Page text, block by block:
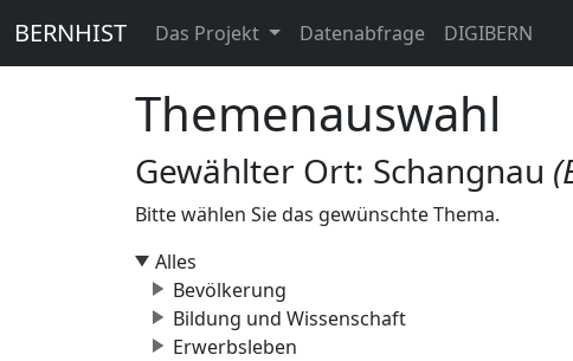
BERNHIST Das Projekt Datenabfrage DIGIBERN
Themenauswahl
Gewählter Ort: Schangnau
Bitte wählen Sie das gewünschte Thema.
Alles
Bevölkerung
Bildung und Wissenschaft
Erwerbsleben